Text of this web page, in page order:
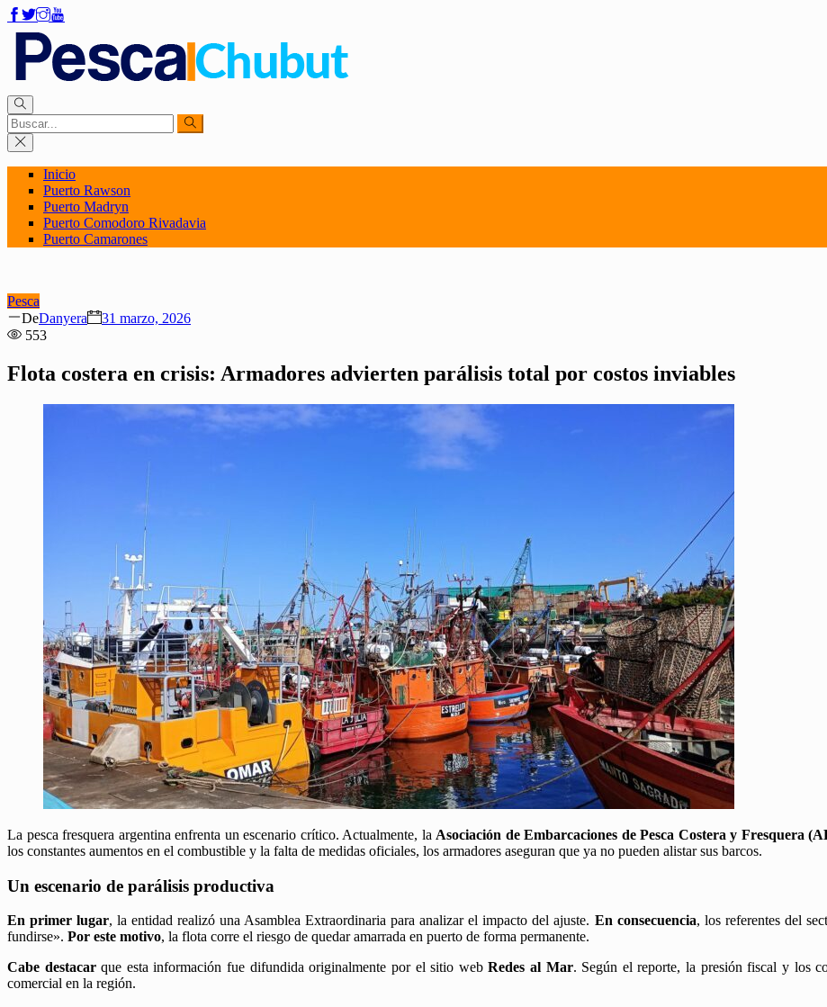
Inicio
Puerto Rawson
Puerto Madryn
Puerto Comodoro Rivadavia
Puerto Camarones
Pesca
DeAuthor
Danyera
Posted
31 marzo, 2026
553
Flota costera en crisis: Armadores advierten parálisis total por costos inviables
La pesca fresquera argentina enfrenta un escenario crítico. Actualmente, la Asociación de Embarcaciones de Pesca Costera y Fresquera
los constantes aumentos en el combustible y la falta de medidas oficiales, los armadores aseguran que ya no pueden alistar sus barcos.
​Un escenario de parálisis productiva
En primer lugar, la entidad realizó una Asamblea Extraordinaria para analizar el impacto del ajuste. En consecuencia, los referentes del
fundirse». Por este motivo, la flota corre el riesgo de quedar amarrada en puerto de forma permanente.
Cabe destacarque esta información fue difundida originalmente por el sitio webRedes al Mar. Según el reporte, la presión fiscal y los
comercial en la región.